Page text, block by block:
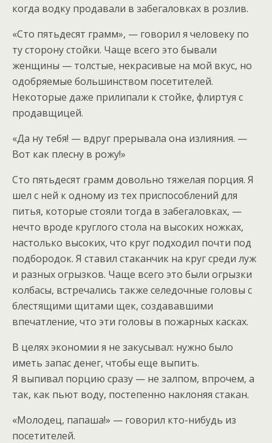
когда водку продавали в забегаловках в розлив.
«Сто пятьдесят грамм», — говорил я человеку по
ту сторону стойки. Чаще всего это бывали
женщины — толстые, некрасивые на мой вкус, но
одобряемые большинством посетителей.
Некоторые даже прилипали к стойке, флиртуя с
продавщицей.
«Да ну тебя! — вдруг прерывала она излияния. —
Вот как плесну в рожу!»
Сто пятьдесят грамм довольно тяжелая порция. Я
шел с ней к одному из тех приспособлений для
питья, которые стояли тогда в забегаловках, —
нечто вроде круглого стола на высоких ножках,
настолько высоких, что круг подходил почти под
подбородок. Я ставил стаканчик на круг среди луж
и разных огрызков. Чаще всего это были огрызки
колбасы, встречались также селедочные головы с
блестящими щитами щек, создававшими
впечатление, что эти головы в пожарных касках.
В целях экономии я не закусывал: нужно было
иметь запас денег, чтобы еще выпить.
Я выпивал порцию сразу — не залпом, впрочем, а
так, как пьют воду, постепенно наклоняя стакан.
«Молодец, папаша!» — говорил кто-нибудь из
посетителей.